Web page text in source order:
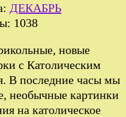
ДЕКАБРЬ
1038
новые
с Католическим
В последние часы мы
необычные картинки
на католическое